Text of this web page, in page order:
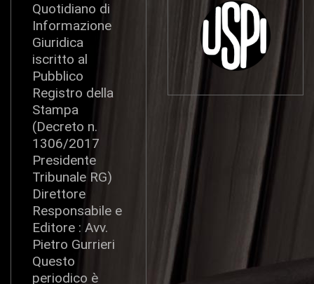
Quotidiano di
Informazione
Giuridica
iscritto al
Pubblico
Registro della
Stampa
(Decreto n.
1306/2017
Presidente
Tribunale RG)
Direttore
Responsabile e
Editore : Avv.
Pietro Gurrieri
Questo
periodico è